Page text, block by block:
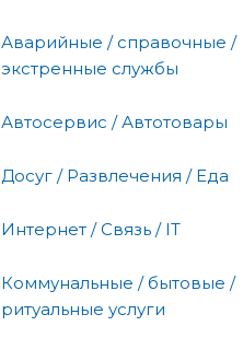
Аварийные / справочные /
экстренные службы
Автосервис / Автотовары
Досуг / Развлечения / Еда
Интернет / Связь / IT
Коммунальные / бытовые /
ритуальные услуги